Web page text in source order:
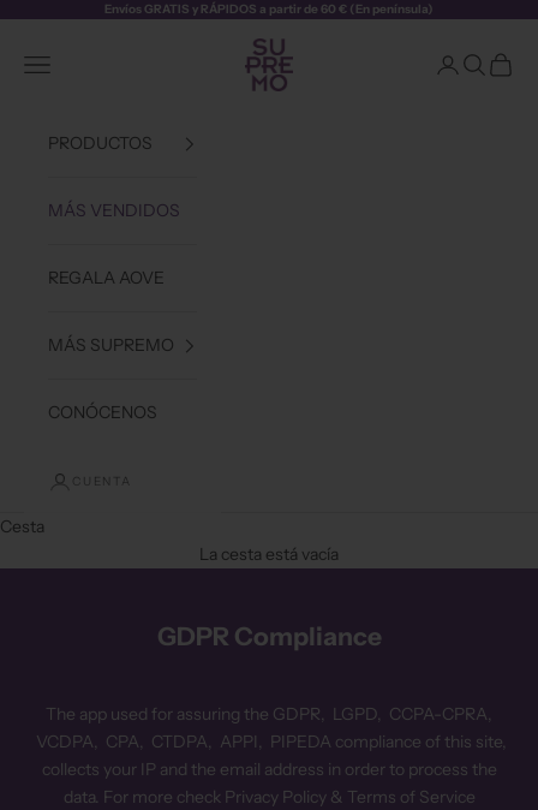
Envíos GRATIS y RÁPIDOS a partir de 60 € (En península)
Aceite Supremo
Abrir menú de navegación Abrir página
AbrirAbrir
PRODUCTOS
MÁS VENDIDOS
REGALA AOVE
MÁS SUPREMO
CONÓCENOS
CUENTA
Cesta
La cesta está vacía
GDPR Compliance
The app used for assuring the GDPR, LGPD, CCPA-CPRA,
VCDPA, CPA, CTDPA, APPI, PIPEDA compliance of this site,
collects your IP and the email address in order to process the
data. For more check Privacy Policy & Terms of Service